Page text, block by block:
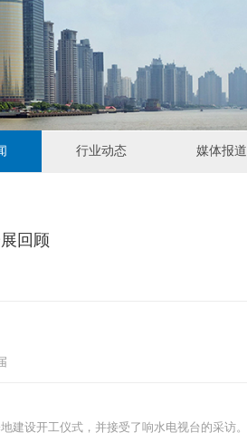
行业动态 媒体报道
回顾
建设开工仪式，并接受了响水电视台的采访。